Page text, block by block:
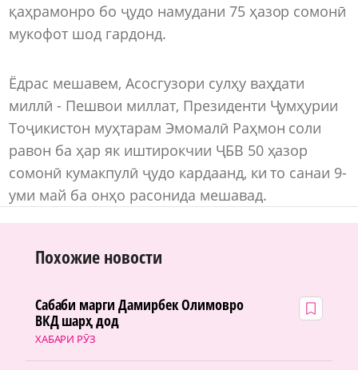
қаҳрамонро бо ҷудо намудани 75 ҳазор сомонӣ
мукофот шод гардонд.
Ёдрас мешавем, Асосгузори сулҳу ваҳдати
миллӣ - Пешвои миллат, Президенти Ҷумҳурии
Тоҷикистон муҳтарам Эмомалӣ Раҳмон соли
равон ба ҳар як иштирокчии ҶБВ 50 ҳазор
сомонӣ кумакпулӣ ҷудо кардаанд, ки то санаи 9-
уми май ба онҳо расонида мешавад.
Похожие новости
ХАБАРИ РӮЗ
Сабаби марги Дамирбек Олимовро
ВКД шарҳ дод